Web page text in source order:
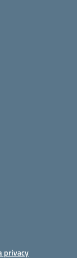
privacy